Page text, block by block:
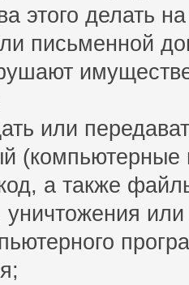
этого делать
письменной
или
а также